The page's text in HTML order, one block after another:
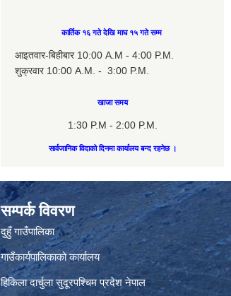
कार्तिक १६ गते देखि माघ १५ गते सम्म
आइतवार-बिहीबार 10:00 A.M - 4:00 P.M.
शुक्रवार 10:00 A.M. - 3:00 P.M.
खाजा समय
1:30 P.M - 2:00 P.M.
सार्वजानिक विदाको दिनमा कार्यालय बन्द रहनेछ ।
सम्पर्क विवरण
दुहुँ गाउँपालिका
गाउँकार्यपालिकाको कार्यालय
हिकिला दार्चुला सुदूरपश्चिम प्रदेश नेपाल